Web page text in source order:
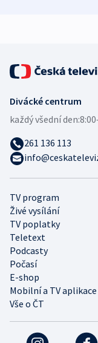
TV program
Živé vysílání
TV poplatky
Teletext
Podcasty
Počasí
E-shop
Mobilní a TV aplikace
Vše o ČT
Divácké centrum
každý všední den:
261 136 113